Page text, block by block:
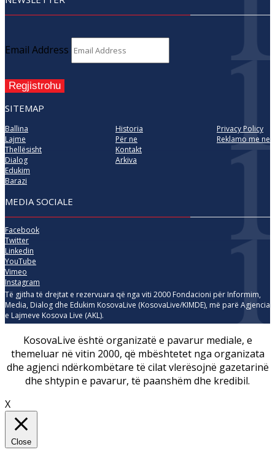
Email Address
Regjistrohu
SITEMAP
Ballina
Lajme
Thellësisht
Dialog
Edukim
Barazi
Historia
Për ne
Kontakt
Arkiva
Privacy Policy
Reklamo me ne
MEDIA SOCIALE
Facebook
Twitter
Linkedin
YouTube
Vimeo
Instagram
Të gjitha të drejtat e rezervuara që nga viti 2000 Fondacioni për Informim,
Media, Dialog dhe Edukim KosovaLive (KosovaLive/KIMDE), më parë Agjencia
e Lajmeve Kosova Live (AKL).
KosovaLive është organizatë e pavarur mediale, e
themeluar në vitin 2000, që mbështetet nga organizata
dhe agjenci ndërkombëtare të cilat vlerësojnë gazetarinë
dhe shtypin e pavarur, të paanshëm dhe kredibil.
X
Close